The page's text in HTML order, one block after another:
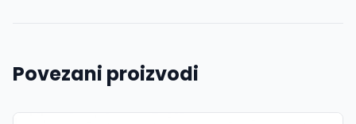
Povezani proizvodi